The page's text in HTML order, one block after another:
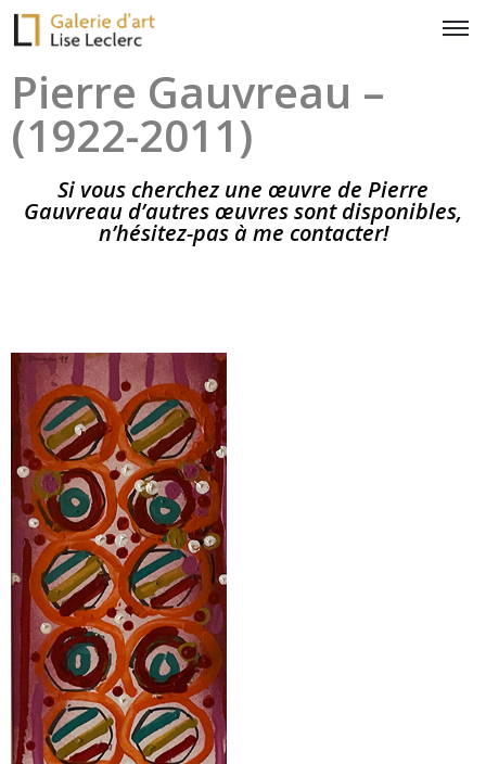
Pierre Gauvreau –
(1922-2011)
Si vous cherchez une œuvre de Pierre
Gauvreau d’autres œuvres sont disponibles,
n’hésitez-pas à me contacter!